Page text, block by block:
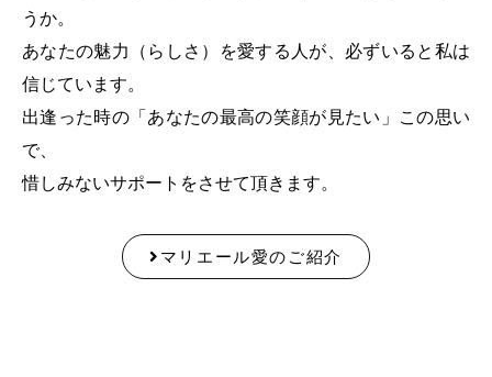
うか。
あなたの魅力（らしさ）を愛する人が、必ずいると私は
信じています。
出逢った時の「あなたの最高の笑顔が見たい」この思い
で、
惜しみないサポートをさせて頂きます。
マリエール愛のご紹介